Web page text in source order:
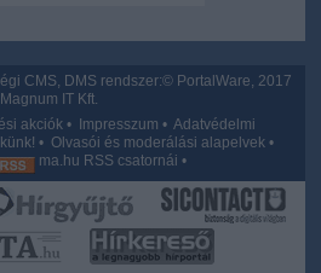
CMS, DMS rendszer:© PortalWare, 2017
Magnum IT Kft.
akciók • Impresszum •Adatvédelmi
•Olvasói és moderálási alapelvek •
ma.hu RSS csatornái •